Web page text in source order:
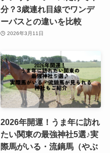
分？3歳連れ目線でワンデ
ーパスとの違いを比較
2026年3月11日
2026年開運！うま年に訪れ
たい関東の最強神社5選♪実
際馬がいる・流鏑馬（やぶ